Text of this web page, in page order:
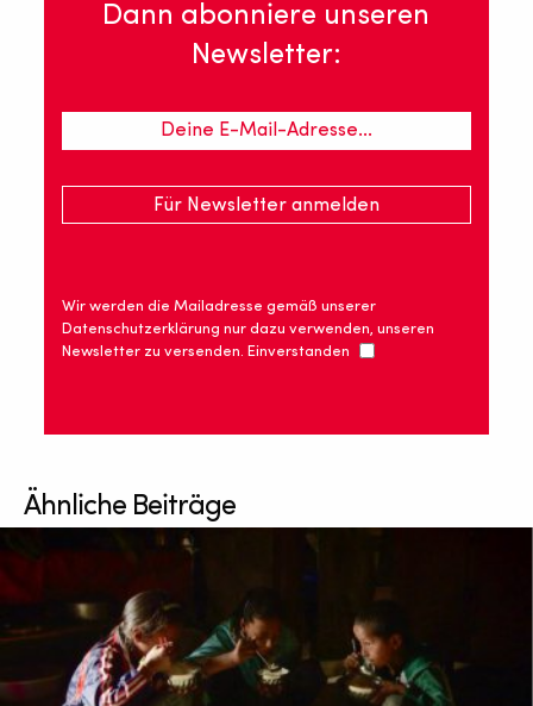
Dann abonniere unseren
Newsletter:
Wir werden die Mailadresse gemäß unserer
Datenschutzerklärung nur dazu verwenden, unseren
Newsletter zu versenden. Einverstanden
Ähnliche Beiträge